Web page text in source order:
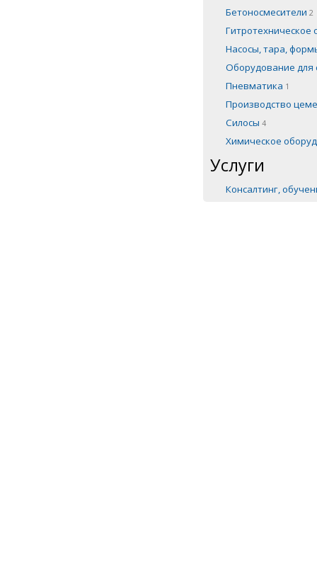
Бетоносмесители 2
Насосы, тара,
Оборудование для
Пневматика 1
Производство
Силосы 4
Химическое
Услуги
Консалтинг,